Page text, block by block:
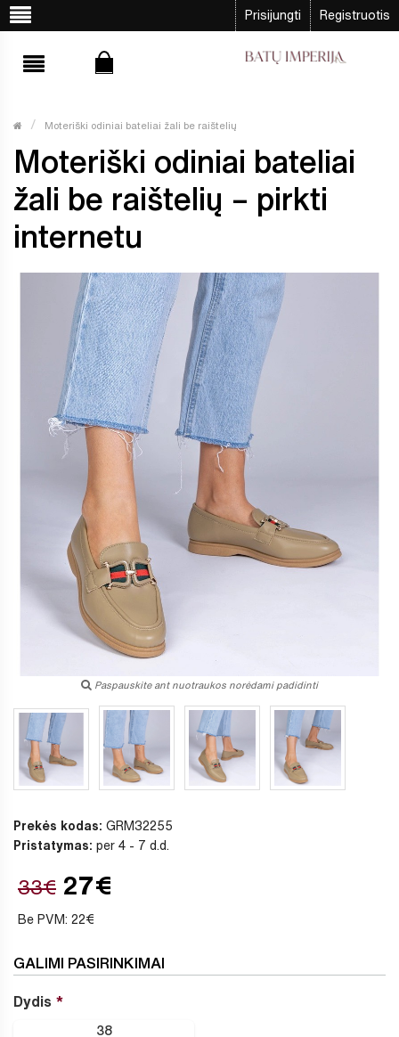
Prisijungti Registruotis
Moteriški odiniai bateliai žali be raištelių
Moteriški odiniai bateliai
žali be raištelių – pirkti
internetu
Paspauskite ant nuotraukos norėdami padidinti
Prekės kodas: GRM32255
Pristatymas: per 4 - 7 d.d.
33€ 27€
Be PVM: 22€
GALIMI PASIRINKIMAI
Dydis
38